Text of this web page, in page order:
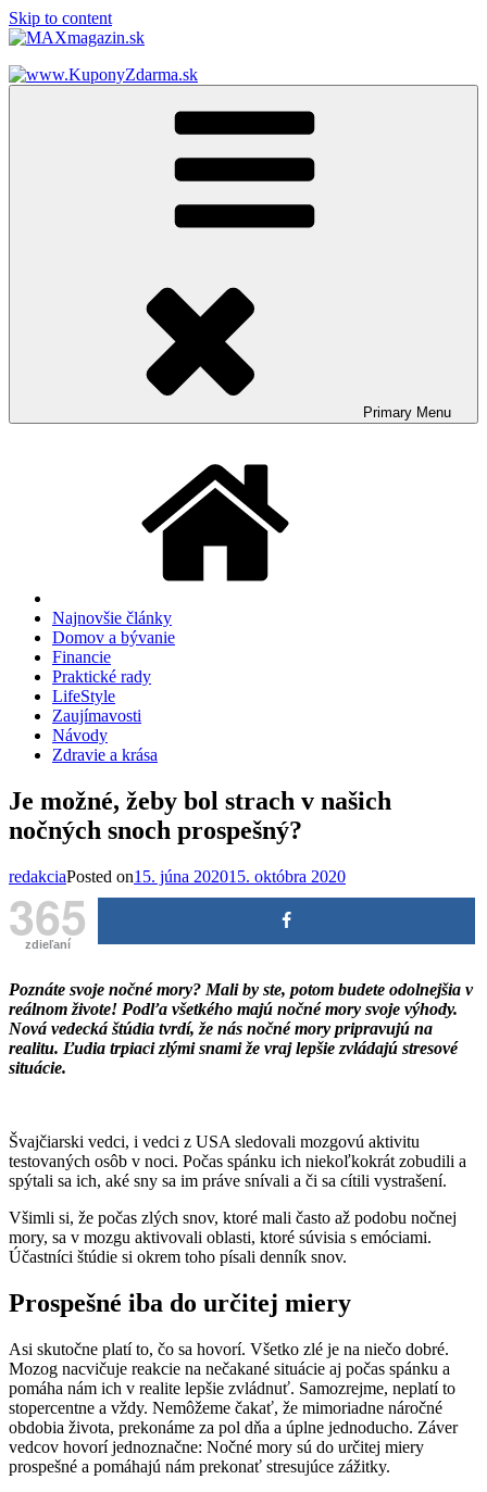
Skip to content
MAXmagazin.sk
Maximum LifeStyle tém a článkov
Primary Menu
Najnovšie články
Domov a bývanie
Financie
Praktické rady
LifeStyle
Zaujímavosti
Návody
Zdravie a krása
Je možné, žeby bol strach v našich
nočných snoch prospešný?
redakciaPosted on15. júna 202015. októbra 2020
365
zdieľaní
Poznáte svoje nočné mory? Mali by ste, potom budete odolnejšia v
reálnom živote! Podľa všetkého majú nočné mory svoje výhody.
Nová vedecká štúdia tvrdí, že nás nočné mory pripravujú na
realitu. Ľudia trpiaci zlými snami že vraj lepšie zvládajú stresové
situácie.
Švajčiarski vedci, i vedci z USA sledovali mozgovú aktivitu
testovaných osôb v noci. Počas spánku ich niekoľkokrát zobudili a
spýtali sa ich, aké sny sa im práve snívali a či sa cítili vystrašení.
Všimli si, že počas zlých snov, ktoré mali často až podobu nočnej
mory, sa v mozgu aktivovali oblasti, ktoré súvisia s emóciami.
Účastníci štúdie si okrem toho písali denník snov.
Prospešné iba do určitej miery
Asi skutočne platí to, čo sa hovorí. Všetko zlé je na niečo dobré.
Mozog nacvičuje reakcie na nečakané situácie aj počas spánku a
pomáha nám ich v realite lepšie zvládnuť. Samozrejme, neplatí to
stopercentne a vždy. Nemôžeme čakať, že mimoriadne náročné
obdobia života, prekonáme za pol dňa a úplne jednoducho. Záver
vedcov hovorí jednoznačne: Nočné mory sú do určitej miery
prospešné a pomáhajú nám prekonať stresujúce zážitky.